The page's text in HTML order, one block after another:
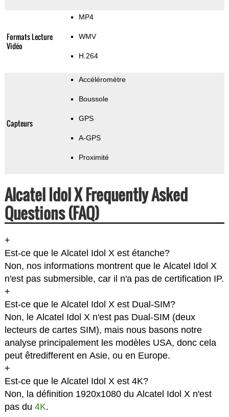
Formats Lecture
Vidéo
MP4
WMV
H.264
Capteurs
Accéléromètre
Boussole
GPS
A-GPS
Proximité
Alcatel Idol X Frequently Asked
Questions (FAQ)
+
Est-ce que le Alcatel Idol X est étanche?
Non, nos informations montrent que le Alcatel Idol X
n'est pas submersible, car il n'a pas de certification IP.
+
Est-ce que le Alcatel Idol X est Dual-SIM?
Non, le Alcatel Idol X n'est pas Dual-SIM (deux
lecteurs de cartes SIM), mais nous basons notre
analyse principalement les modèles USA, donc cela
peut êtredifferent en Asie, ou en Europe.
+
Est-ce que le Alcatel Idol X est 4K?
Non, la définition 1920x1080 du Alcatel Idol X n'est
pas du 4K.